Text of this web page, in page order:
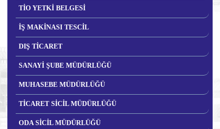
TİO YETKİ BELGESİ
İŞ MAKİNASI TESCİL
DIŞ TİCARET
SANAYİ ŞUBE MÜDÜRLÜĞÜ
MUHASEBE MÜDÜRLÜĞÜ
TİCARET SİCİL MÜDÜRLÜĞÜ
ODA SİCİL MÜDÜRLÜĞÜ